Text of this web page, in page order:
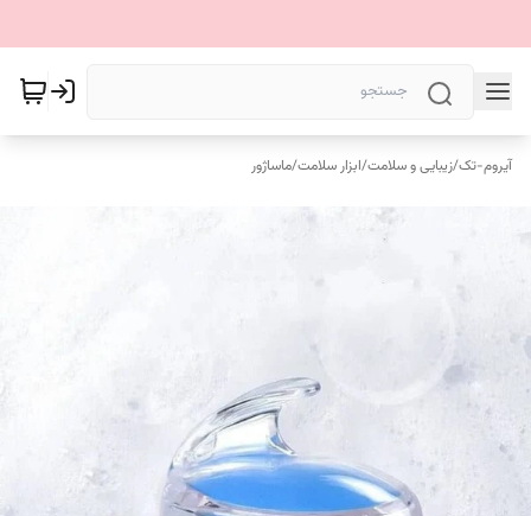
آیروم-تک/زیبایی و سلامت/ابزار سلامت/ماساژور